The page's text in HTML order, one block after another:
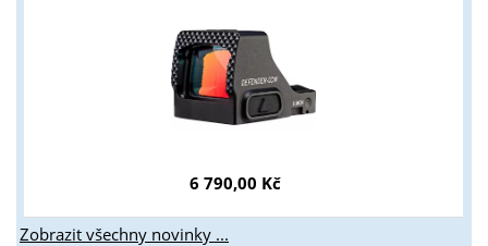
6 790,00 Kč
Zobrazit všechny novinky ...